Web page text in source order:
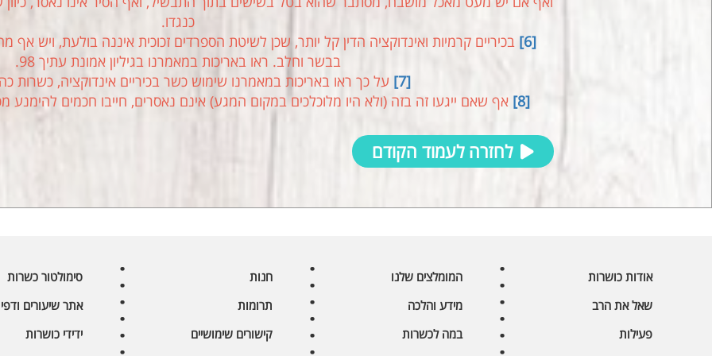
כנגדו.
[6]
בכיריים קרמיות ואינדוקציה הדין קל יותר, שכן לשיטת הספרדים זכוכית איננה בולעת, ויש
בבשר וחלב. ראו באריכות במאמרנו בגיליון אמונת עתיך 98.
[7]
על כך ראו באריכות במאמרנו שימוש כשר בכיריים אינדוקציה, כשרות
[8]
אף שאם ייגעו זה בזה (ולא היו מלוכלכים במקום המגע) אינם נאסרים, חייבו חכמים
לחזרה לעמוד הקודם
אודות כושרות
שאל את הרב
פעילות
המומלצים שלנו
מידע והלכה
במה לכשרות
חנות
תרומות
קישורים שימושיים
סימולטור כשרות
אתר שיעורים
ידידי כושרות